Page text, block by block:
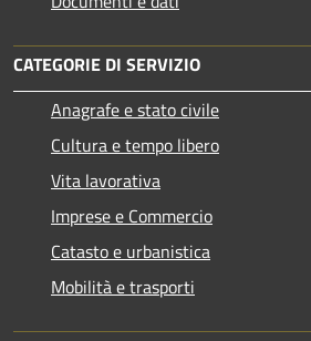
CATEGORIE DI SERVIZIO
Anagrafe e stato civile
Cultura e tempo libero
Vita lavorativa
Imprese e Commercio
Catasto e urbanistica
Mobilità e trasporti